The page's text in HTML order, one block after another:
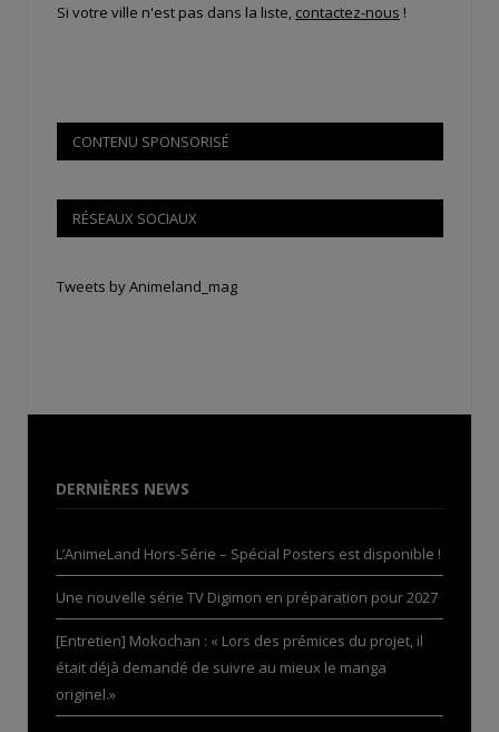
Si votre ville n'est pas dans la liste, contactez-nous !
CONTENU SPONSORISÉ
RÉSEAUX SOCIAUX
Tweets by Animeland_mag
DERNIÈRES NEWS
L’AnimeLand Hors-Série – Spécial Posters est disponible !
Une nouvelle série TV Digimon en préparation pour 2027
[Entretien] Mokochan : « Lors des prémices du projet, il
était déjà demandé de suivre au mieux le manga
originel.»